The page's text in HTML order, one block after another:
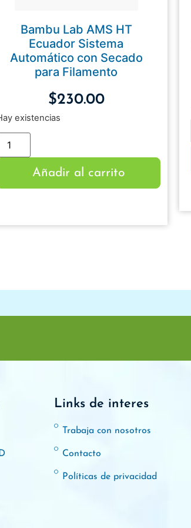
Bambu Lab AMS HT
Ecuador Sistema
Automático con Secado
para Filamento
$230.00
existencias
Añadir al carrito
Links de interes
Trabaja con nosotros
Contacto
Políticas de privacidad